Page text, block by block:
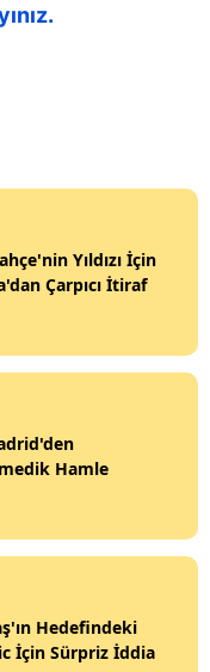
Yıldızı İçin
Çarpıcı İtiraf
Hamle
Hedefindeki
İçin Sürpriz İddia